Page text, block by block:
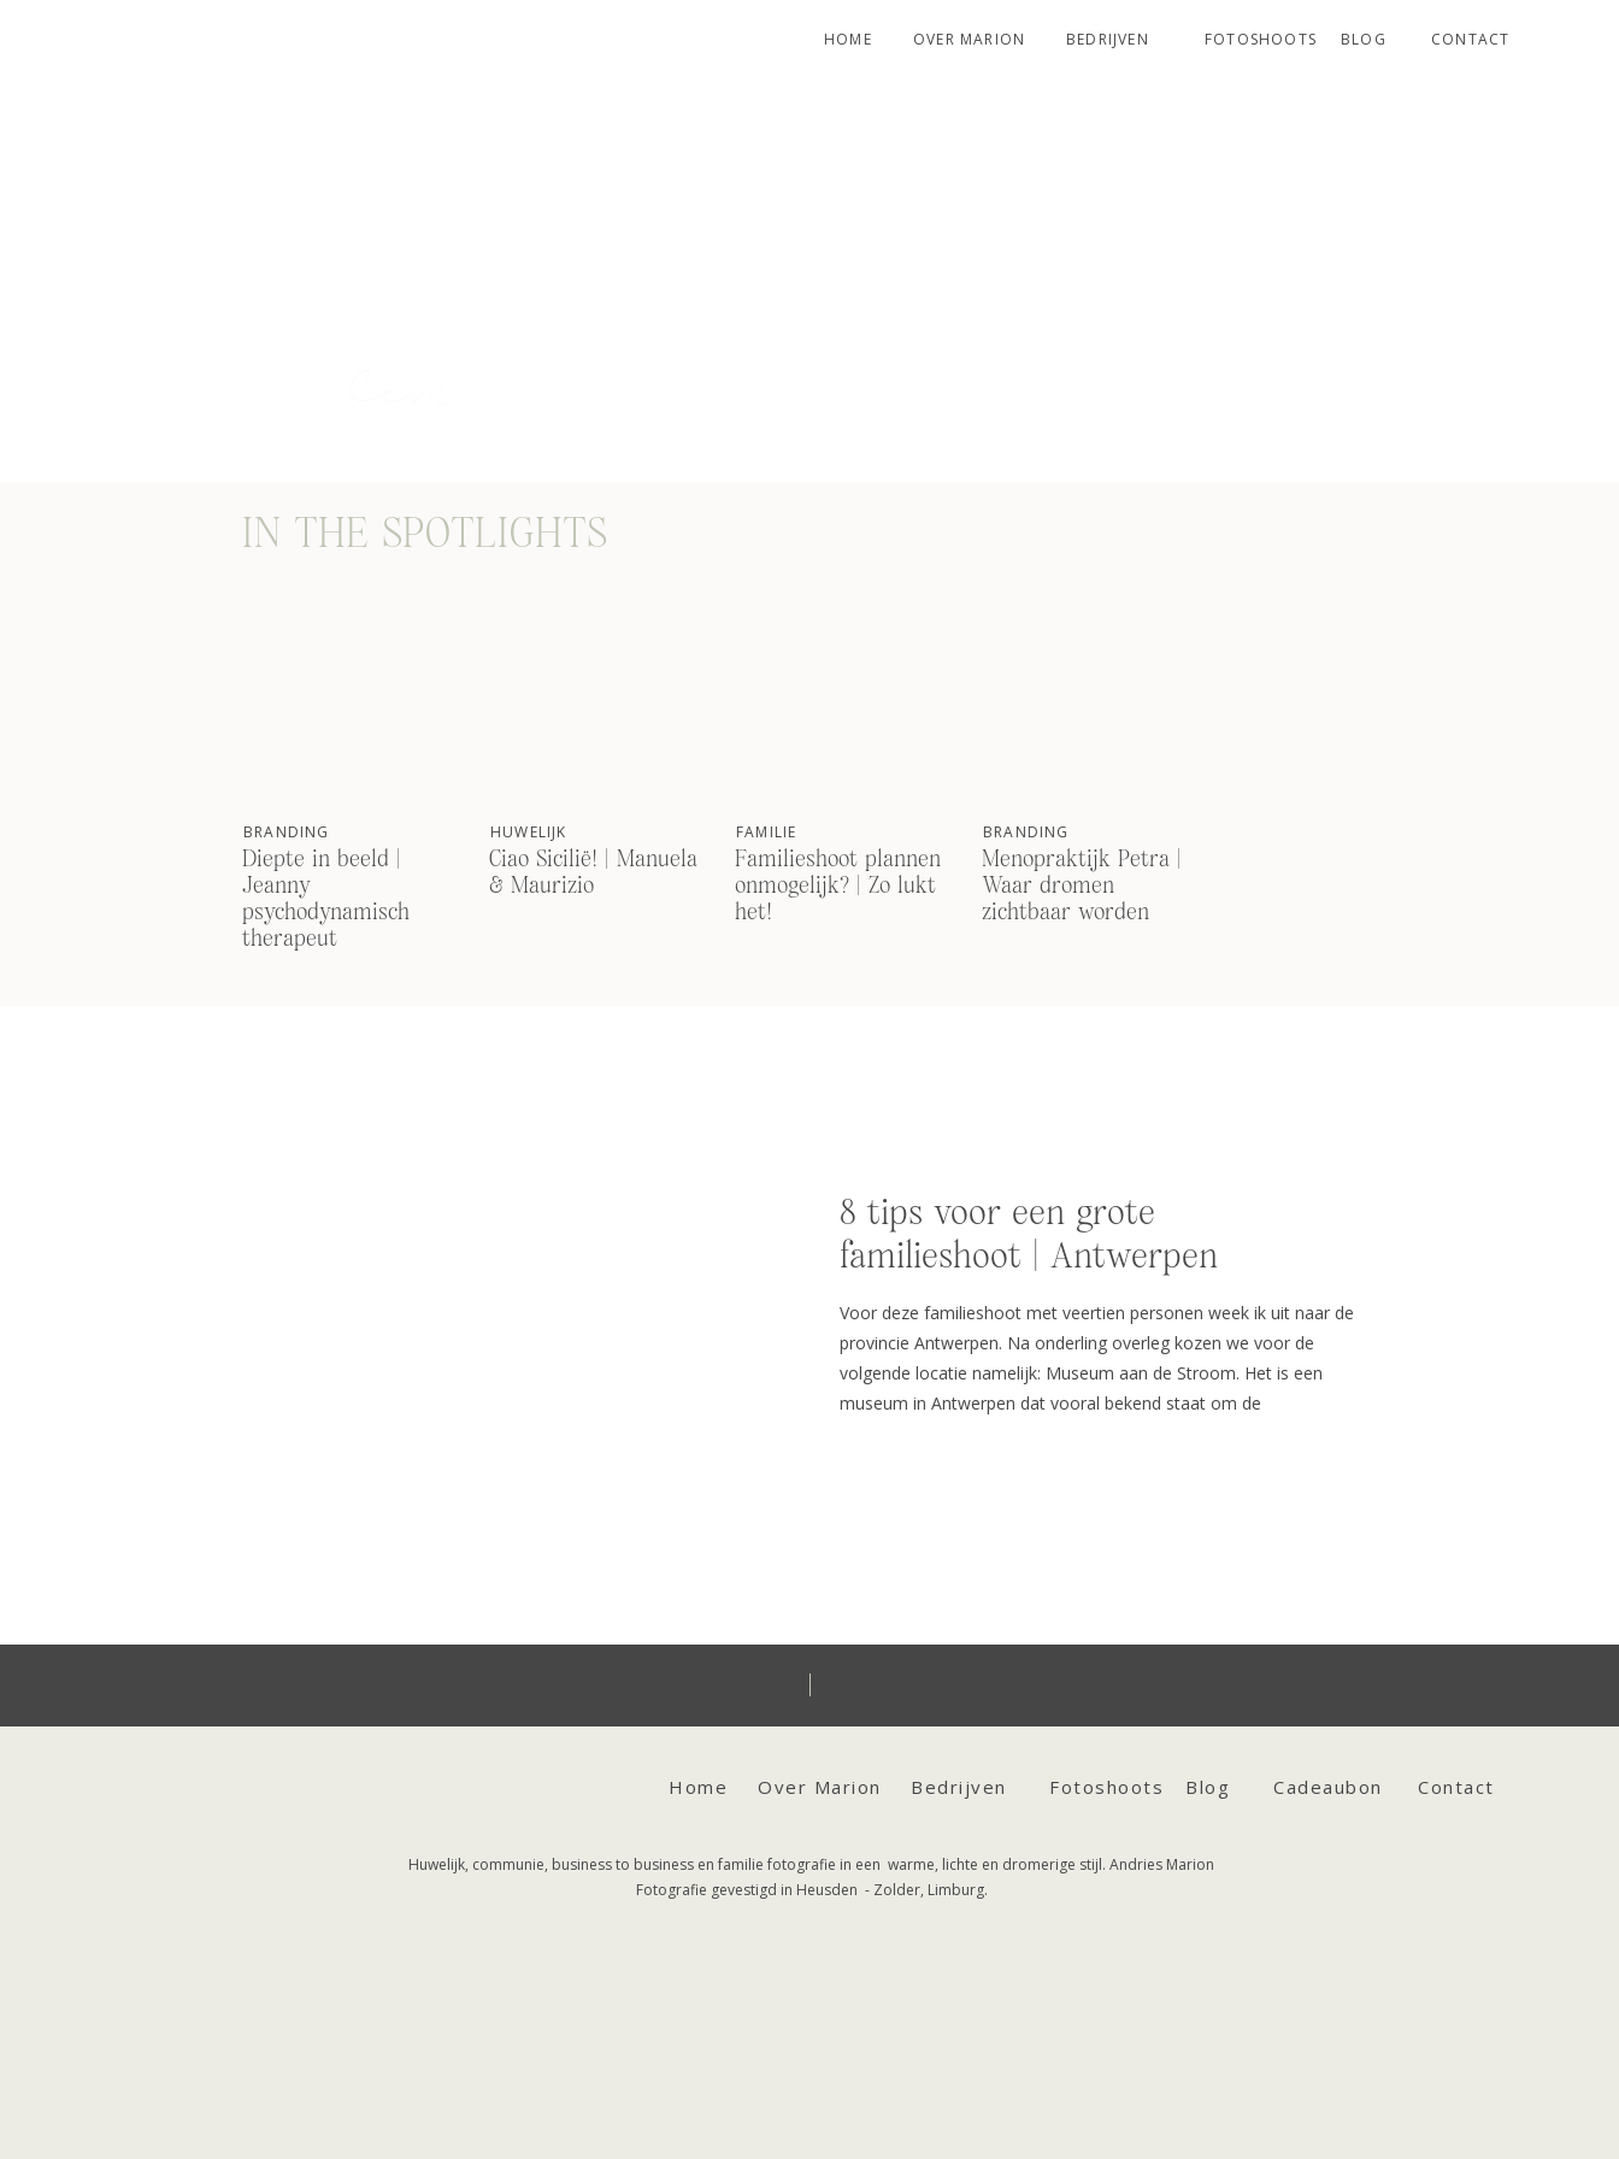
HOME OVER MARION BEDRIJVEN FOTOSHOOTS BLOG CONTACT
BRANDING
Diepte in beeld |
Jeanny
psychodynamisch
therapeut
HUWELIJK
Ciao Sicilië! | Manuela
& Maurizio
FAMILIE
Familieshoot plannen
onmogelijk? | Zo lukt
het!
BRANDING
Menopraktijk Petra |
Waar dromen
zichtbaar worden
IN THE SPOTLIGHTS
8 tips voor een grote
familieshoot | Antwerpen
Voor deze familieshoot met veertien personen week ik uit naar de
provincie Antwerpen. Na onderling overleg kozen we voor de
volgende locatie namelijk: Museum aan de Stroom. Het is een
museum in Antwerpen dat vooral bekend staat om de
Home Over Marion Bedrijven Fotoshoots Blog Contact
Huwelijk, communie, business to business en familie fotografie in een warme, lichte en dromerige stijl. Andries Marion
Fotografie gevestigd in Heusden - Zolder, Limburg.
Cadeaubon